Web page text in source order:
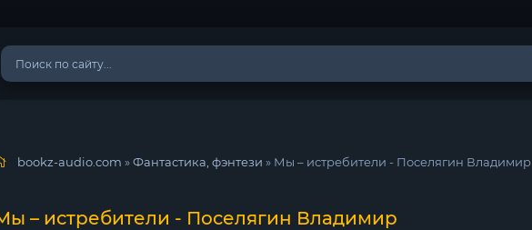
bookz-audio.com »Фантастика, фэнтези » Мы – истребители - Поселягин Владимир
– истребители - Поселягин Владимир